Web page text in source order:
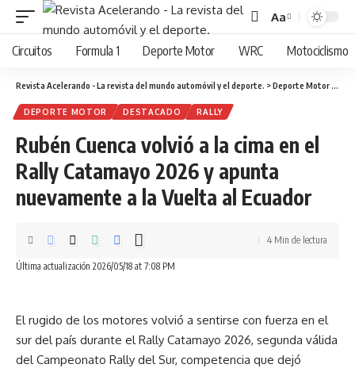
Cambiar
tamaño
fuente
Aa
Circuitos Formula 1 Deporte Motor WRC Motociclismo
Revista Acelerando - La revista del mundo automóvil y el deporte. >Deporte Motor
DEPORTE MOTOR DESTACADO RALLY
Rubén Cuenca volvió a la cima en el
Rally Catamayo 2026 y apunta
nuevamente a la Vuelta al Ecuador
Última actualización 2026/05/18 at 7:08 PM
4 Min de lectura
El rugido de los motores volvió a sentirse con fuerza en el
sur del país durante el Rally Catamayo 2026, segunda válida
del Campeonato Rally del Sur, competencia que dejó